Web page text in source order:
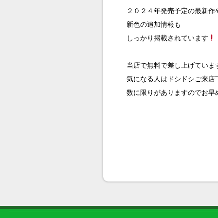
２０２４年発売予定の最新作
新色の追加情報も
しっかり掲載されています
当店で無料で差し上げていま
気になる人はドシドシご来店
数に限りがありますのでお早